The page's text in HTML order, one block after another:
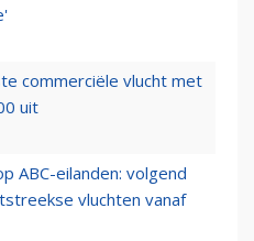
commerciële vlucht met
uit
ABC-eilanden: volgend
vluchten vanaf